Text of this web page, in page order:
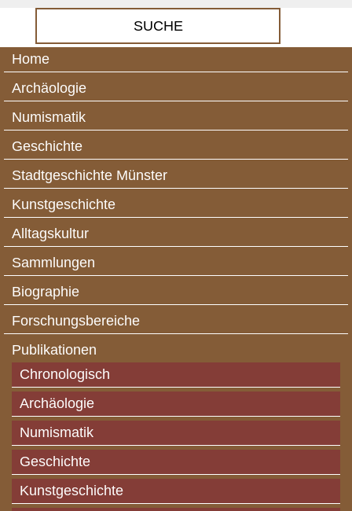
Home
Archäologie
Numismatik
Geschichte
Stadtgeschichte Münster
Kunstgeschichte
Alltagskultur
Sammlungen
Biographie
Forschungsbereiche
Publikationen
Chronologisch
Archäologie
Numismatik
Geschichte
Kunstgeschichte